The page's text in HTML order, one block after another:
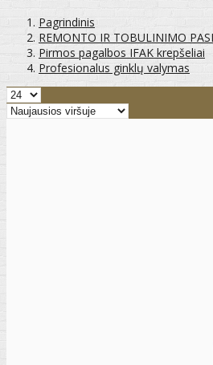
Pagrindinis
REMONTO IR TOBULINIMO
Pirmos pagalbos IFAK krepšeliai
Profesionalus ginklų valymas